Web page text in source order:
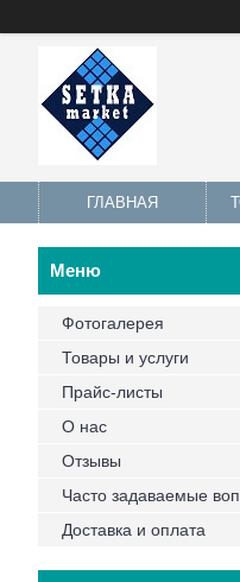
ГЛАВНАЯ
Фотогалерея
Товары и услуги
Прайс-листы
О нас
Отзывы
Часто задаваемые
Доставка и оплата